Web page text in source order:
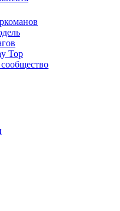
Top